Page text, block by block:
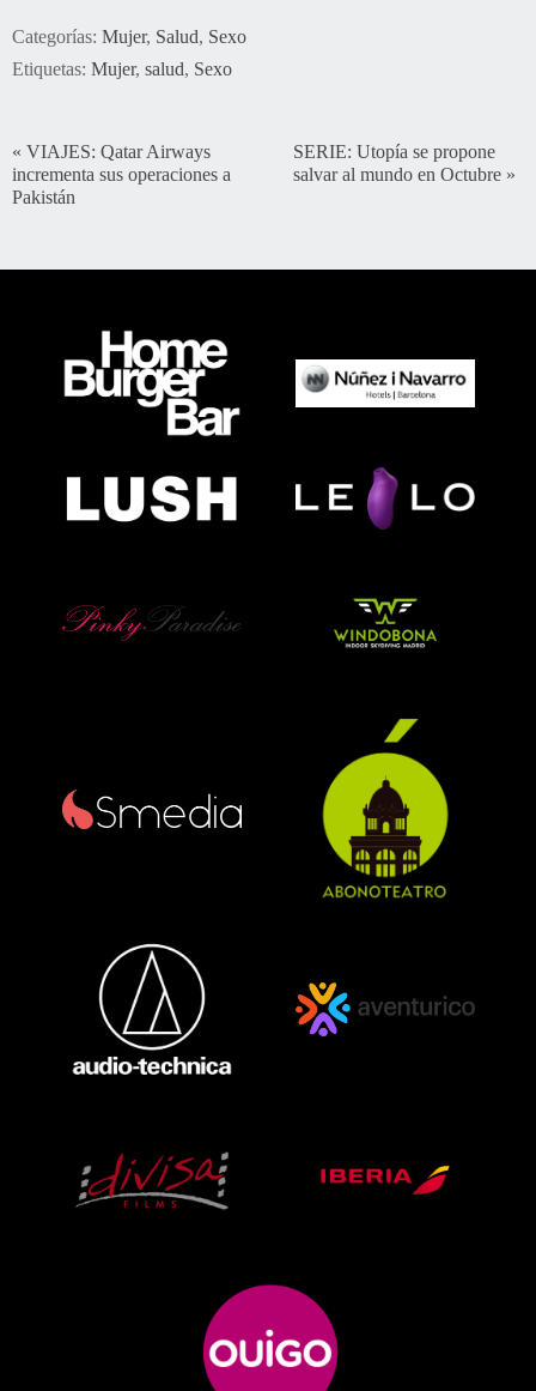
Categorías: Mujer, Salud, Sexo
Etiquetas: Mujer, salud, Sexo
« VIAJES: Qatar Airways
incrementa sus operaciones a
Pakistán
SERIE: Utopía se propone
salvar al mundo en Octubre »